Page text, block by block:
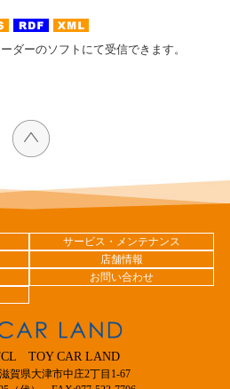
ダーのソフトにて受信できます。
サービス・メンテナンス
店舗情報
お問い合わせ
TOY CAR LAND
賀県大津市中庄2丁目1-67